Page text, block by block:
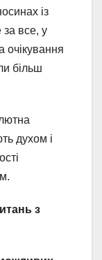
із
все, у
очікування
більш
духом і
з